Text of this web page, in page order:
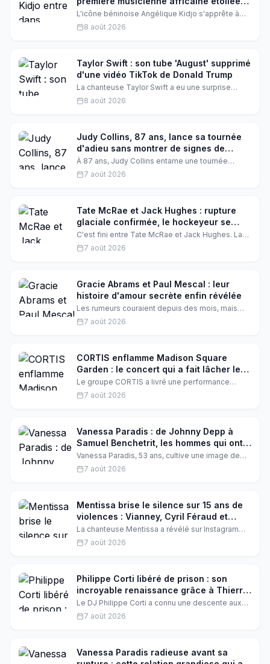
sur le Hollywood Walk of Fame
L'icône béninoise Angélique Kidjo s'apprête à
écrire une page d'histoire en devenant la
première artiste africaine à recevoir son étoile
voix de l'Afrique aux quatre coins du monde.
8 août 2026
Taylor Swift : son tube 'August' supprimé
d'une vidéo TikTok de Donald Trump
La chanteuse Taylor Swift a eu une surprise
désagréable en voyant son tube 'August' utilisé
dans une vidéo TikTok de la campagne de
exactement ?
8 août 2026
Judy Collins, 87 ans, lance sa tournée
d'adieu sans montrer de signes de
fatigue
À 87 ans, Judy Collins entame une tournée
d'adieu, mais elle affirme avoir 'encore
beaucoup de vapeur dans le moteur'. L'icône du
7 août 2026
Tate McRae et Jack Hughes : rupture
glaciale confirmée, le hockeyeur se
vante d'avoir quitté la chanteuse
C'est fini entre Tate McRae et Jack Hughes. La
chanteuse de 23 ans et le hockeyeur de 25 ans
ont officiellement rompu, et les rumeurs parlent
les devants.
7 août 2026
Gracie Abrams et Paul Mescal : leur
histoire d'amour secrète enfin révélée
Les rumeurs couraient depuis des mois, mais
aujourd'hui tout s'accélère : Gracie Abrams et
Paul Mescal seraient officiellement en couple.
7 août 2026
CORTIS enflamme Madison Square
Garden : le concert qui a fait lâcher les
téléphones à New York
Le groupe CORTIS a livré une performance
électrisante à guichets fermés au Madison
Square Garden, son premier concert solo aux
sur une soirée qui restera dans les annales du
rock.
7 août 2026
Vanessa Paradis : de Johnny Depp à
Samuel Benchetrit, les hommes qui ont
marqué sa vie
Vanessa Paradis, 53 ans, cultive une image de
discrète icône, mais ses amours, de Florent
Pagny à Johnny Depp, ont souvent enflammé les
résonance nouvelle dans la trajectoire intime de
l'artiste.
7 août 2026
Mentissa brise le silence sur 15 ans de
violences : Vianney, Cyril Féraud et
Helena lui apportent leur soutien
La chanteuse Mentissa a révélé sur Instagram
être victime de violences avec sa mère depuis
15 ans. Une publication choc qui a ému Vianney,
7 août 2026
Philippe Corti libéré de prison : son
incroyable renaissance grâce à Thierry
Ardisson
Le DJ Philippe Corti a connu une descente aux
enfers derrière les barreaux avant de renaître
médiatiquement. Dans un témoignage
chance que personne n'aurait osé parier.
7 août 2026
Vanessa Paradis radieuse avant sa